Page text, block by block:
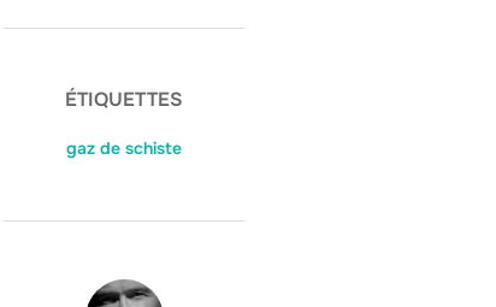
ÉTIQUETTES
gaz de schiste
AUTEUR DE LA PUBLICATION